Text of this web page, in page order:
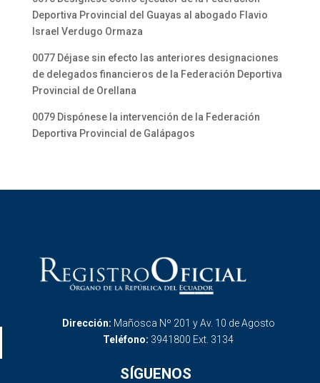
Deportiva Provincial del Guayas al abogado Flavio
Israel Verdugo Ormaza
0077 Déjase sin efecto las anteriores designaciones
de delegados financieros de la Federación Deportiva
Provincial de Orellana
0079 Dispónese la intervención de la Federación
Deportiva Provincial de Galápagos
Dirección: Mañosca Nº 201 y Av. 10 de Agosto
Teléfono: 3941800 Ext. 3134
SÍGUENOS